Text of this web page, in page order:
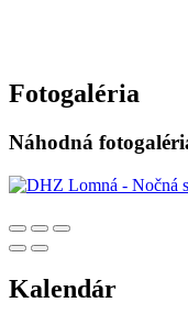
Fotogaléria
Náhodná
Kalendár